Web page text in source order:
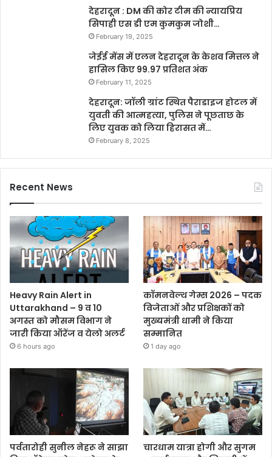
देहरादून : DM की कोर टीम की न्यायप्रिय
सिपाही एस डी एम कुमकुम जोशी…
February 19, 2025
जेईई मेंस में एलन देहरादून के केशव मित्तल ने
हासिल किए 99.97 प्रतिशत अंक
February 11, 2025
देहरादून: जॉली ग्रांट स्थित पैराडाइज होटल में
युवती की आत्महत्या, पुलिस ने पूछताछ के
लिए युवक को लिया हिरासत में…
February 8, 2025
Recent News
Heavy Rain Alert in
Uttarakhand – 9 व 10
अगस्त को मौसम विभाग ने
जारी किया ऑरेंज व येलो अलर्ट
6 hours ago
कॉमनवेल्थ गेम्स 2026 – पदक
विजेताओं और प्रशिक्षकों को
मुख्यमंत्री धामी ने किया
सम्मानित
1 day ago
पर्वतारोही सुनील नेहरू ने साझा
चारधाम यात्रा होगी और सुगम